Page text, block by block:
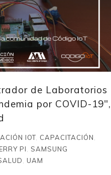
de Laboratorios
por COVID-19″,
IOT, CAPACITACIÓN
PI
SAMSUNG
UAM